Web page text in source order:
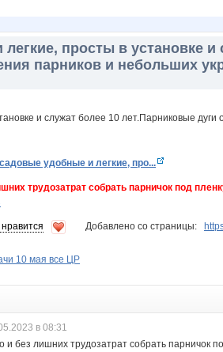
просты в установке и
парников и небольших
удобные и легкие, про...
трудозатрат собрать парничок под
Добавлено со страницы:
10 мая все ЦР
в 08:31
и без лишних трудозатрат собрать парничок